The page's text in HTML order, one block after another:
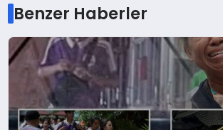
Benzer Haberler